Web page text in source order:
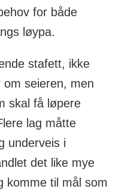
for både
løypa.
stafett, ikke
seieren, men
skal få løpere
lag måtte
underveis i
det like mye
komme til mål som